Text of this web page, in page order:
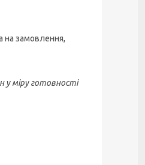
на замовлення,
у міру готовності